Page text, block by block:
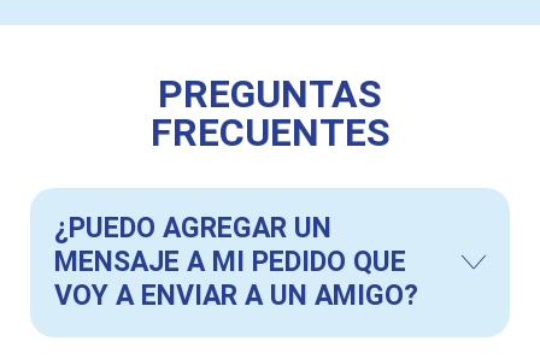
PREGUNTAS
FRECUENTES
¿PUEDO AGREGAR UN
MENSAJE A MI PEDIDO QUE
VOY A ENVIAR A UN AMIGO?